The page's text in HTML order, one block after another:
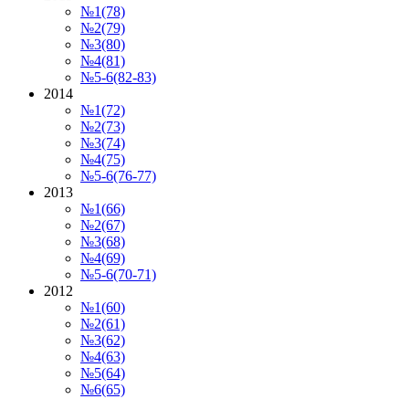
№1(78)
№2(79)
№3(80)
№4(81)
№5-6(82-83)
2014
№1(72)
№2(73)
№3(74)
№4(75)
№5-6(76-77)
2013
№1(66)
№2(67)
№3(68)
№4(69)
№5-6(70-71)
2012
№1(60)
№2(61)
№3(62)
№4(63)
№5(64)
№6(65)